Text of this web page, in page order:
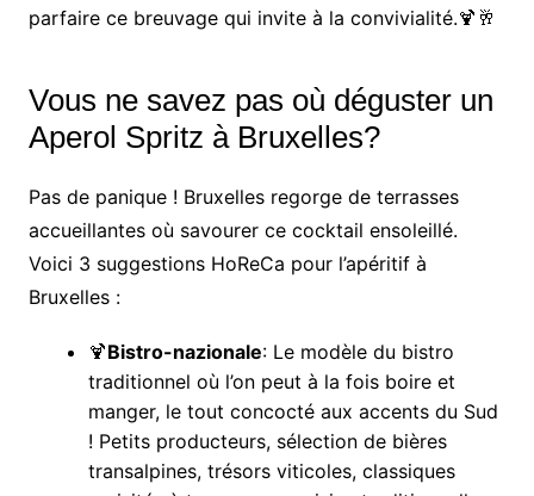
parfaire ce breuvage qui invite à la convivialité.🍹🥂
Vous ne savez pas où déguster un
Aperol Spritz à Bruxelles?
Pas de panique ! Bruxelles regorge de terrasses
accueillantes où savourer ce cocktail ensoleillé.
Voici 3 suggestions HoReCa pour l’apéritif à
Bruxelles :
🍹Bistro-nazionale: Le modèle du bistro
traditionnel où l’on peut à la fois boire et
manger, le tout concocté aux accents du Sud
! Petits producteurs, sélection de bières
transalpines, trésors viticoles, classiques